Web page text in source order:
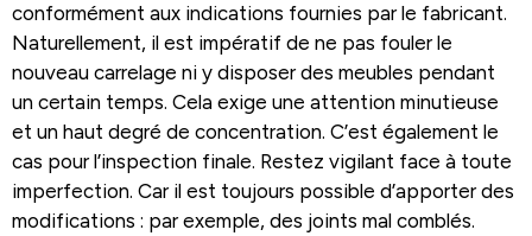
conformément aux indications fournies par le fabricant.
Naturellement, il est impératif de ne pas fouler le
nouveau carrelage ni y disposer des meubles pendant
un certain temps. Cela exige une attention minutieuse
et un haut degré de concentration. C’est également le
cas pour l’inspection finale. Restez vigilant face à toute
imperfection. Car il est toujours possible d’apporter des
modifications : par exemple, des joints mal comblés.